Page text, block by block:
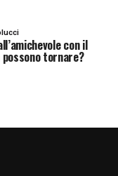
con il
possono tornare?